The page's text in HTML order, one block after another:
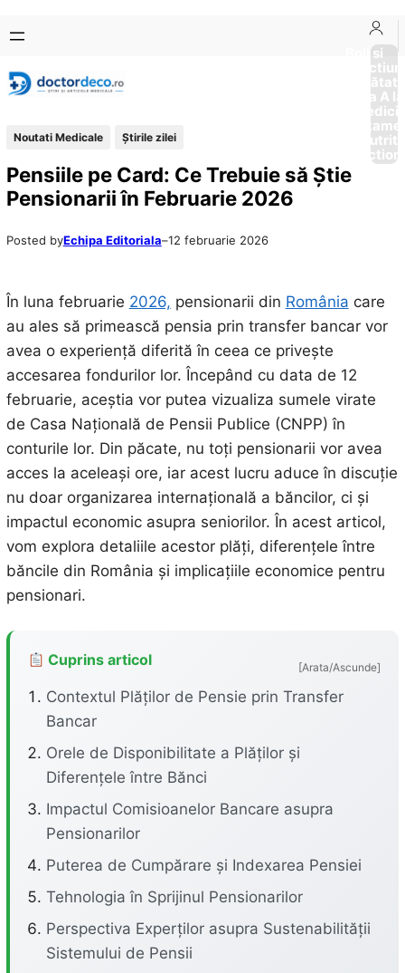
conținut
content
Boli si
Afectiuni
Sănătate
de la A
Noutati Medicale Știrile zilei
Pensiile pe Card: Ce Trebuie să Știe
Pensionarii în Februarie 2026
Posted byEchipa Editoriala–12 februarie 2026
În luna februarie 2026, pensionarii din România care
au ales să primească pensia prin transfer bancar vor
avea o experiență diferită în ceea ce privește
accesarea fondurilor lor. Începând cu data de 12
februarie, aceștia vor putea vizualiza sumele virate
de Casa Națională de Pensii Publice (CNPP) în
conturile lor. Din păcate, nu toți pensionarii vor avea
acces la aceleași ore, iar acest lucru aduce în discuție
nu doar organizarea internațională a băncilor, ci și
impactul economic asupra seniorilor. În acest articol,
vom explora detaliile acestor plăți, diferențele între
băncile din România și implicațiile economice pentru
pensionari.
Cuprins articol [Arata/Ascunde]
Contextul Plăților de Pensie prin Transfer
Bancar
Orele de Disponibilitate a Plăților și
Diferențele între Bănci
Impactul Comisioanelor Bancare asupra
Pensionarilor
Puterea de Cumpărare și Indexarea Pensiei
Tehnologia în Sprijinul Pensionarilor
Perspectiva Experților asupra Sustenabilității
Sistemului de Pensii